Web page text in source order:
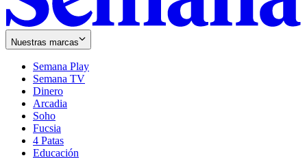
Nuestras marcas
Semana Play
Semana TV
Dinero
Arcadia
Soho
in
new
window
Fucsia
in
new
4 Patas
Educación